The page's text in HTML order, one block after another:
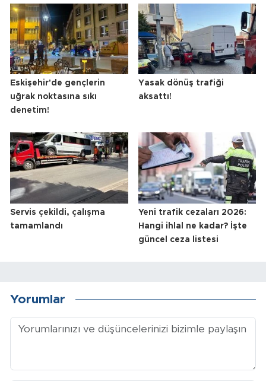
Eskişehir'de gençlerin
uğrak noktasına sıkı
denetim!
Yasak dönüş trafiği
aksattı!
Servis çekildi, çalışma
tamamlandı
Yeni trafik cezaları 2026:
Hangi ihlal ne kadar? İşte
güncel ceza listesi
Yorumlar